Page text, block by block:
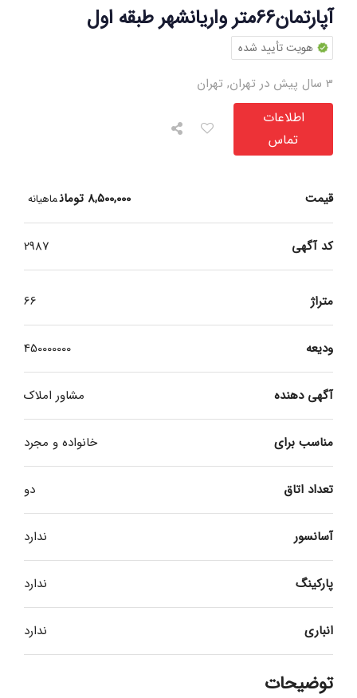
آپارتمان66متر واریانشهر طبقه اول
هویت تأیید شده
3 سال پیش در تهران , تهران
اطلاعات
تماس
قیمت 8,500,000 تومانماهیانه
کد آگهی 2987
متراژ 66
ودیعه 450000000
آگهی دهنده مشاور املاک
مناسب برای خانواده و مجرد
تعداد اتاق دو
آسانسور ندارد
پارکینگ ندارد
انباری ندارد
توضیحات